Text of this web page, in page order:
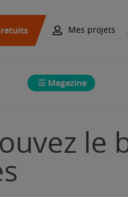
Mes projets
Magazine
le